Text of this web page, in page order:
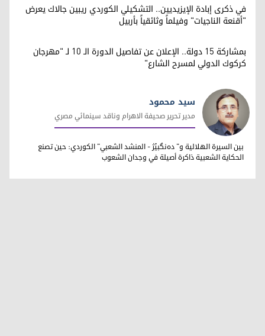
في ذكرى إبادة الإيزيديين.. التشكيلي الكوردي ريبين جالاك يعرض
"أقنعة الناجيات" وفيلماً وثائقياً بأربيل
بمشاركة 15 دولة.. الإعلان عن تفاصيل الدورة الـ 10 لـ "مهرجان
كركوك الدولي لمسرح الشارع"
سيد محمود
سيد محمود
مدير تحرير صحيفة الاهرام وناقد سينمائي مصري
بين السيرة الهلالية و" دەنگبێژ - المنشد الشعبي" الكوردي: حين تصنع
الحكاية الشعبية ذاكرة أصيلة في وجدان الشعوب